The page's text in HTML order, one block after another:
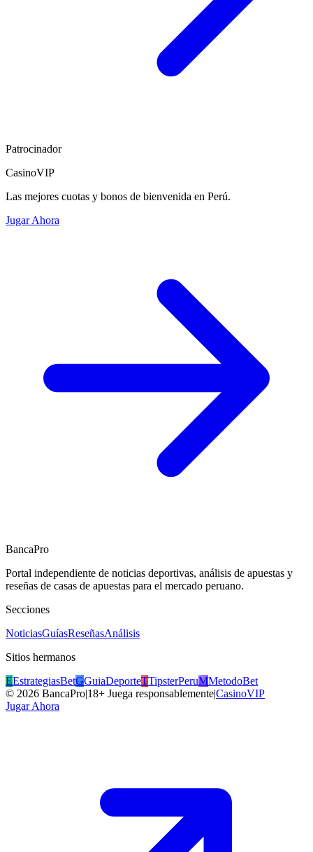
Patrocinador
CasinoVIP
Las mejores cuotas y bonos de bienvenida en Perú.
Jugar Ahora
BancaPro
Portal independiente de noticias deportivas, análisis de apuestas y
reseñas de casas de apuestas para el mercado peruano.
Secciones
NoticiasGuíasReseñasAnálisis
Sitios hermanos
EEstrategiasBetGGuiaDeporteTTipsterPeruMMetodoBet
© 2026 BancaPro|18+ Juega responsablemente|CasinoVIP
Jugar Ahora